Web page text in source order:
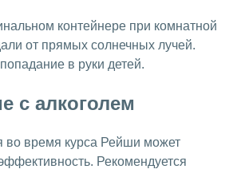
контейнере при комнатной
от прямых солнечных лучей.
в руки детей.
с алкоголем
во время курса Рейши может
Рекомендуется